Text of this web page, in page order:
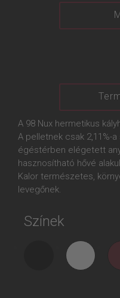
A 98 Nux hermetikus
A pelletnek csak 2,11%-
égéstérben elégetett
hasznosítható hővé
Kalor természetes,
levegőnek.
Színek